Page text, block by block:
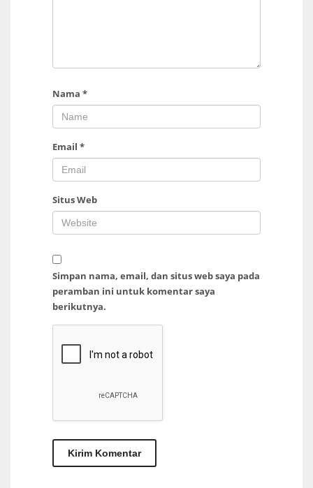
Nama *
Email *
Situs Web
Simpan nama, email, dan situs web saya pada
peramban ini untuk komentar saya
berikutnya.